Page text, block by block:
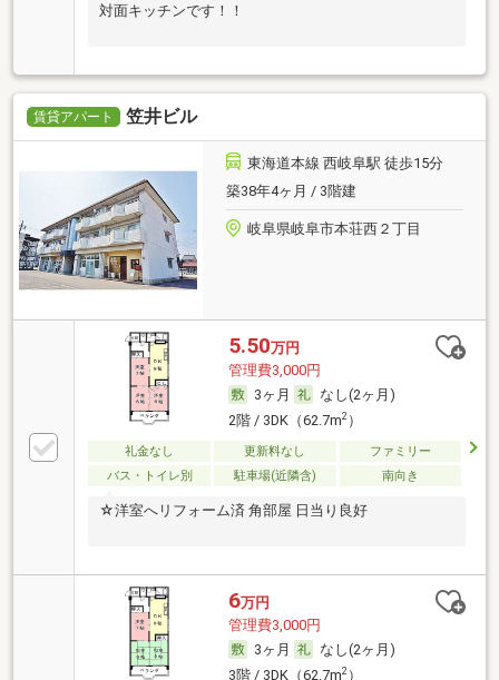
対面キッチンです！！
賃貸アパート 笠井ビル
東海道本線 西岐阜駅 徒歩15分
築38年4ヶ月 / 3階建
岐阜県岐阜市本荘西２丁目
5.50万円
管理費3,000円
3ヶ月
なし(2ヶ月)
2階 / 3DK（62.7m2）
礼金なし 更新料なし
ファミリー
バス・トイレ別
駐車場(近隣含) 南向き
☆洋室へリフォーム済 角部屋 日当り良好
6万円
管理費3,000円
3ヶ月
なし(2ヶ月)
3階 / 3DK（62.7m2）